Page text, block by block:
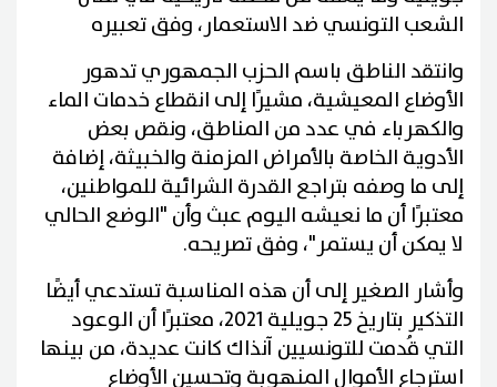
الشعب التونسي ضد الاستعمار، وفق تعبيره
وانتقد الناطق باسم الحزب الجمهوري تدهور
الأوضاع المعيشية، مشيرًا إلى انقطاع خدمات الماء
والكهرباء في عدد من المناطق، ونقص بعض
الأدوية الخاصة بالأمراض المزمنة والخبيثة، إضافة
إلى ما وصفه بتراجع القدرة الشرائية للمواطنين،
معتبرًا أن ما نعيشه اليوم عبث وأن "الوضع الحالي
لا يمكن أن يستمر"، وفق تصريحه.
وأشار الصغير إلى أن هذه المناسبة تستدعي أيضًا
التذكير بتاريخ 25 جويلية 2021، معتبرًا أن الوعود
التي قُدمت للتونسيين آنذاك كانت عديدة، من بينها
استرجاع الأموال المنهوبة وتحسين الأوضاع